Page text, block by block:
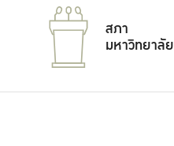
สภา
มหาวิทยาลัย